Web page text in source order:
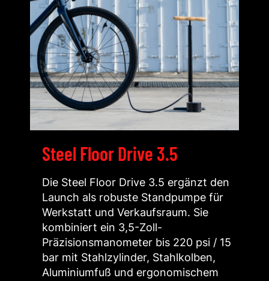
Steel Floor Drive 3.5
Die Steel Floor Drive 3.5 ergänzt den
Launch als robuste Standpumpe für
Werkstatt und Verkaufsraum. Sie
kombiniert ein 3,5-Zoll-
Präzisionsmanometer bis 220 psi / 15
bar mit Stahlzylinder, Stahlkolben,
Aluminiumfuß und ergonomischem